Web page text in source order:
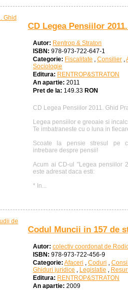
CD Legea Pensiilor
Autor: Rentrop & Straton
ISBN: 978-973-722-647-1
Categorie: Fiscalitate , Consilier ,
Sociologie
Editura: RENTROP&STRATON
An apartie: 2011
Pret de la: 149.33 RON
CD Legea Pensiilor 2011. Ghid
Legea pensiilor e greoaie si
Te imbatraneste cu o luna in
Scoate la pensie stresul pe
intrebare despre pensii!
Acum ai CD-ul "Legea pensiilor
este adresat daca esti:
* In...
Codul Muncii in 157 de
Autor: colectiv coordonat de
ISBN: 978-973-722-456-9
Categorie: Afaceri , Coduri ,
Ghiduri juridice , Legislatie ,
Editura: RENTROP&STRATON
An apartie: 2009